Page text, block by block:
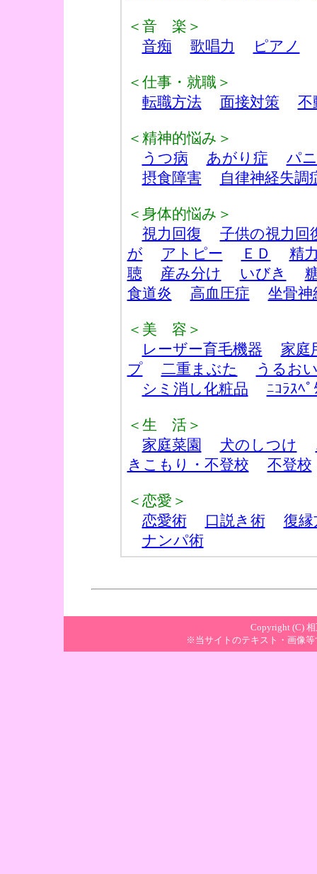
＜音 楽＞
音痴
歌唱力 ピアノ
＜仕事・就職＞
転職方法
面接対策 不
＜精神的悩み＞
うつ病
あがり症
パ
摂食障害
自律神経失調
＜身体的悩み＞
視力回復
子供の視力回
が
アトピー ＥＤ
精
聴
産み分け いびき
食道炎
高血圧症 坐骨神
＜美 容＞
レーザー育毛機器
家庭
プ
二重まぶた
うるお
シミ消し化粧品
ﾆｺﾗｽﾍ
＜生 活＞
家庭菜園
犬のしつけ
きこもり・不登校
不登校
＜恋愛＞
恋愛術
口説き術
復縁
ナンパ術
Copyright (C)
※当サイトのテキスト・画像